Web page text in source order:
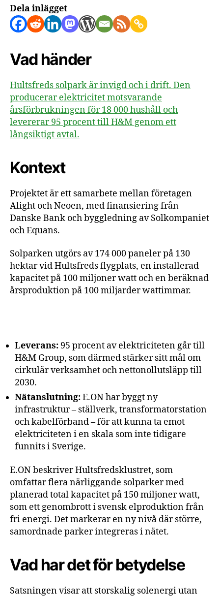
Dela inlägget
Vad händer
Hultsfreds solpark är invigd och i drift. Den
producerar elektricitet motsvarande
årsförbrukningen för 18 000 hushåll och
levererar 95 procent till H&M genom ett
långsiktigt avtal.
Kontext
Projektet är ett samarbete mellan företagen
Alight och Neoen, med finansiering från
Danske Bank och byggledning av Solkompaniet
och Equans.
Solparken utgörs av 174 000 paneler på 130
hektar vid Hultsfreds flygplats, en installerad
kapacitet på 100 miljoner watt och en beräknad
årsproduktion på 100 miljarder wattimmar.
Leverans: 95 procent av elektriciteten går till
H&M Group, som därmed stärker sitt mål om
cirkulär verksamhet och nettonollutsläpp till
2030.
Nätanslutning:E.ON har byggt ny
infrastruktur – ställverk, transformatorstation
och kabelförband – för att kunna ta emot
elektriciteten i en skala som inte tidigare
funnits i Sverige.
E.ON beskriver Hultsfredsklustret, som
omfattar flera närliggande solparker med
planerad total kapacitet på 150 miljoner watt,
som ett genombrott i svensk elproduktion från
fri energi. Det markerar en ny nivå där större,
samordnade parker integreras i nätet.
Vad har det för betydelse
Satsningen visar att storskalig solenergi utan